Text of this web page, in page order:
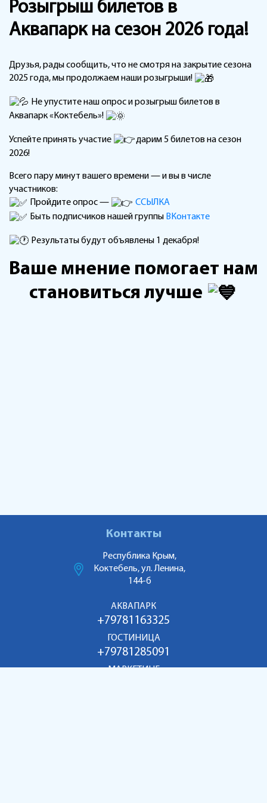
Розыгрыш билетов в
Аквапарк на сезон 2026 года!
Друзья, рады сообщить, что не смотря на закрытие сезона
2025 года, мы продолжаем наши розыгрыши!
Не упустите наш опрос и розыгрыш билетов в
Аквапарк «Коктебель»!
Успейте принять участие
дарим 5 билетов на сезон
2026!
Всего пару минут вашего времени — и вы в числе
участников:
Пройдите опрос —
ССЫЛКА
Быть подписчиков нашей группы ВКонтакте
Результаты будут объявлены 1 декабря!
Ваше мнение помогает нам
становиться лучше
Контакты
Республика Крым,
Коктебель, ул. Ленина,
144-б
АКВАПАРК
+79781163325
ГОСТИНИЦА
+79781285091
МАРКЕТИНГ